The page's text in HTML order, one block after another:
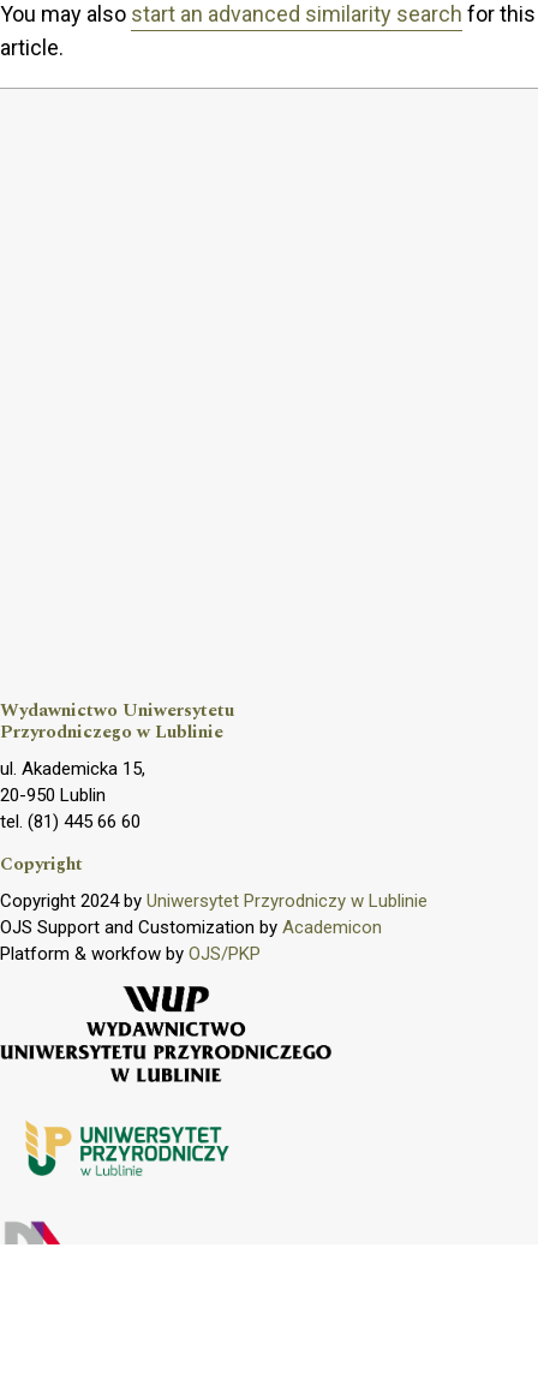
You may also start an advanced similarity search for this
article.
Wydawnictwo Uniwersytetu
Przyrodniczego w Lublinie
ul. Akademicka 15,
20-950 Lublin
tel. (81) 445 66 60
Copyright
Copyright 2024 by Uniwersytet Przyrodniczy w Lublinie
OJS Support and Customization by Academicon
Platform & workfow by OJS/PKP